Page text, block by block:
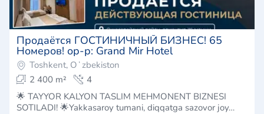
Продаётся ГОСТИНИЧНЫЙ БИЗНЕС! 65
Номеров! ор-р: Grand Mir Hotel
Toshkent, Oʻzbekiston
2 400 m²
4
🌟 TAYYOR KALYON TASLIM MEHMONENT BIZNESI
SOTILADI! 🌟Yakkasaroy tumani, diqqatga sazovor joy…